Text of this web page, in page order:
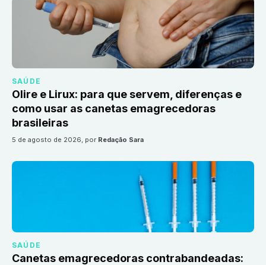
SAÚDE
Olire e Lirux: para que servem, diferenças e
como usar as canetas emagrecedoras
brasileiras
5 de agosto de 2026, por Redação Sara
SAÚDE
Canetas emagrecedoras contrabandeadas: